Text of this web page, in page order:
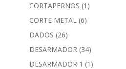
CORTAPERNOS (1)
CORTE METAL (6)
DADOS (26)
DESARMADOR (34)
DESARMADOR 1 (1)